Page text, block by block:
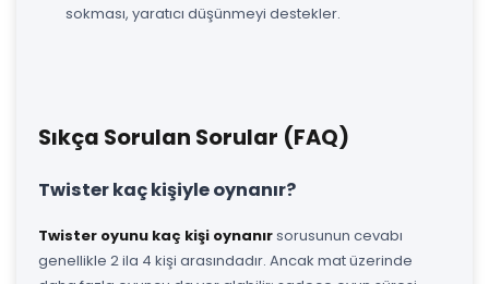
sokması, yaratıcı düşünmeyi destekler.
Sıkça Sorulan Sorular (FAQ)
Twister kaç kişiyle oynanır?
Twister oyunu kaç kişi oynanırsorusunun cevabı
genellikle 2 ila 4 kişi arasındadır. Ancak mat üzerinde